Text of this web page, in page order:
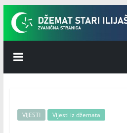
Skip
content
Džemat
Stari
Ilijaš
VIJESTI Vijesti iz džemata